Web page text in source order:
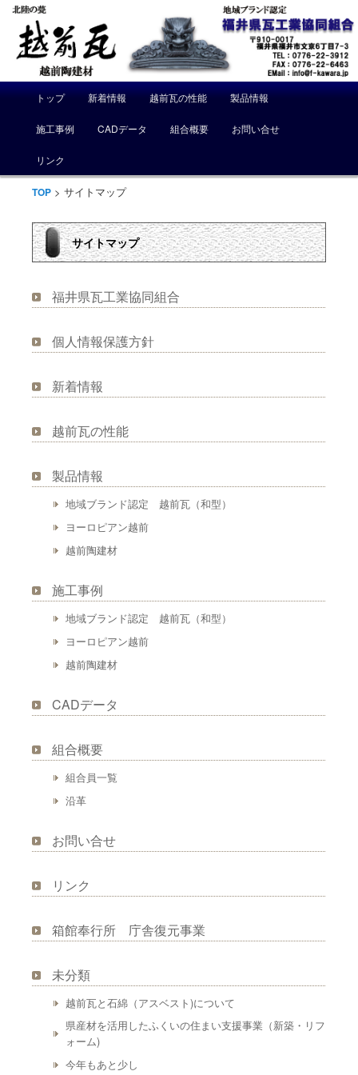
メ
ュ
メ
イ
ン
ン
ン
ツ
動
サ
ブ
コ
テ
ツ
へ
トップ 新着情報 越前瓦の性能 製品情報
施工事例 CADデータ 組合概要 お問い合せ
リンク
TOP > サイトマップ
サイトマップ
福井県瓦工業協同組合
個人情報保護方針
新着情報
越前瓦の性能
製品情報
地域ブランド認定 越前瓦（和型）
ヨーロピアン越前
越前陶建材
施工事例
地域ブランド認定 越前瓦（和型）
ヨーロピアン越前
越前陶建材
CADデータ
組合概要
組合員一覧
沿革
お問い合せ
リンク
箱館奉行所 庁舎復元事業
未分類
越前瓦と石綿（アスベスト)について
県産材を活用したふくいの住まい支援事業（新築・リフ
ォーム)
今年もあと少し